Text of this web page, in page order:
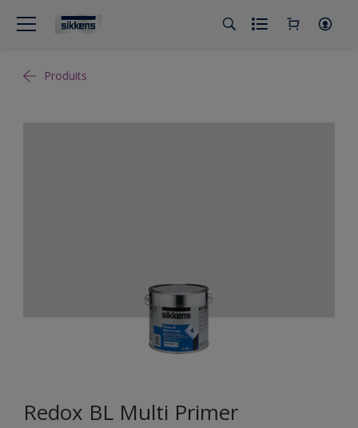
Produits
Redox BL Multi Primer